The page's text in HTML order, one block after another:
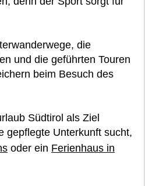
die
und die geführten Touren
beim Besuch des
Südtirol als Ziel
gepflegte Unterkunft sucht,
oder ein Ferienhaus in